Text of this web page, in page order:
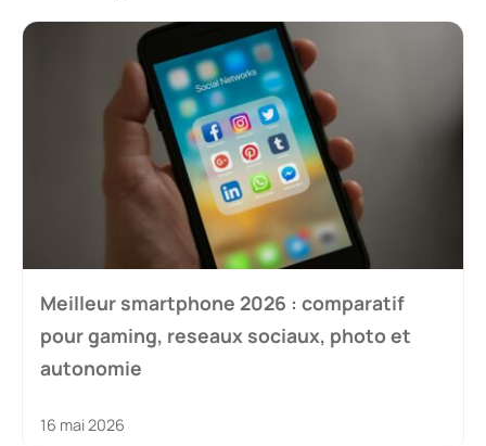
Meilleur smartphone 2026 : comparatif
pour gaming, reseaux sociaux, photo et
autonomie
16 mai 2026